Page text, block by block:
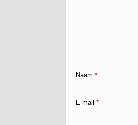
Naam *
E-mail *